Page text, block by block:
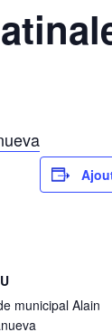
municipal Alain